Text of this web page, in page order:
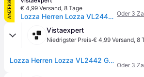
ANZEIGE
€ 4,99 Versand, 8 Tage
Lozza Herren Lozza VL2442 GUBBIO 5 300 Optische Fassungen Metall Gold Geometrisch Oder 3
Vistaexpert
Niedrigster Preis·€ 4,99 Versand, 8
Lozza Herren Lozza VL2442 GUBBIO 5 300 Optische Fassungen Metall Gold Geometrisch
Oder 3